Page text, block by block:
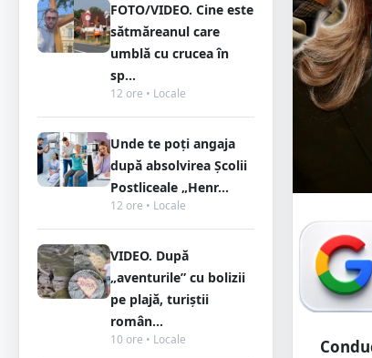
FOTO/VIDEO. Cine este
sătmăreanul care
umblă cu crucea în
sp...
12 ore • Locale
Unde te poți angaja
după absolvirea Școlii
Postliceale „Henr...
12 ore • Locale
VIDEO. După
„aventurile” cu bolizii
pe plajă, turiștii
român...
10 ore • Locale